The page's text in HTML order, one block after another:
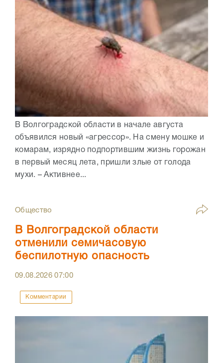
В Волгоградской области в начале августа
объявился новый «агрессор». На смену мошке и
комарам, изрядно подпортившим жизнь горожан
в первый месяц лета, пришли злые от голода
мухи. – Активнее...
Общество
В Волгоградской области
отменили семичасовую
беспилотную опасность
09.08.202607:00
Комментарии